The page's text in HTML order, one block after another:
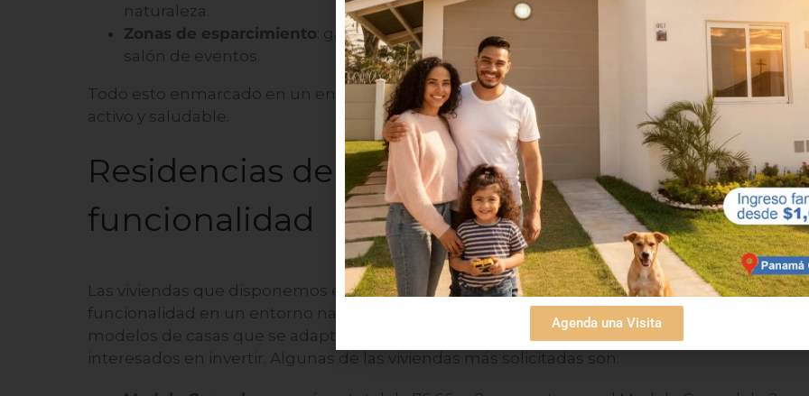
naturaleza.
Zonas de esparcimiento : gazebos y áreas de BBQ para reuniones sociales, gimnasio y
salón de eventos.
Todo esto enmarcado en un entorno natural exuberante que promueve un estilo de vida
activo y saludable.
Residencias de Playa Dorada: confort y
funcionalidad
Las viviendas que disponemos en Playa Dorada han sido diseñadas para ofrecer confort y
funcionalidad en un entorno natural. Dentro de nuestro catálogo, encontrarás diversos
modelos de casas que se adaptan a las distintas necesidades y preferencias de aquellos
interesados en invertir. Algunas de las viviendas más solicitadas son:
Agenda una Visita